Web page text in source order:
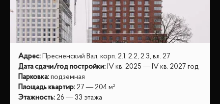
Адрес: Пресненский Вал, корп. 2.1, 2.2, 2.3, вл. 27
Дата сдачи/год постройки: IV кв. 2025 — IV кв. 2027 год
Парковка: подземная
Площадь квартир: 27 — 204 м²
Этажность: 26 — 33 этажа